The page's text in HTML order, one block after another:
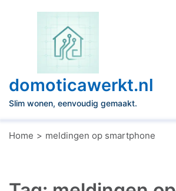
domoticawerkt.nl
Slim wonen, eenvoudig gemaakt.
Home meldingen op smartphone